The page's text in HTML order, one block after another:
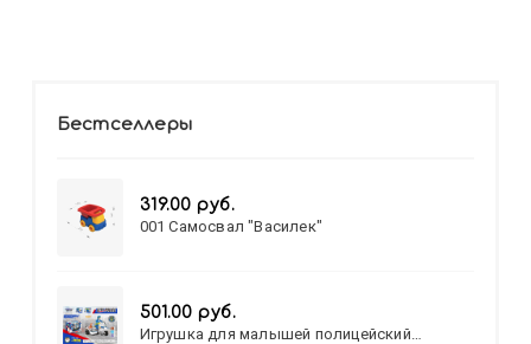
Бестселлеры
319.00 руб.
001 Самосвал "Василек"
501.00 руб.
Игрушка для малышей полицейский